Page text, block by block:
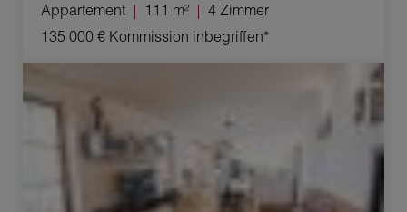
Appartement 111 m²
4 Zimmer
135 000 € Kommission inbegriffen*
Verkauf Haus Castelnuovo Berardenga 5 Zimmer 119 m²